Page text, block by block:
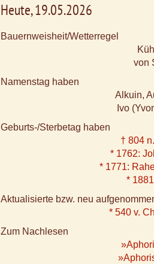
Heute, 19.05.2026
Bauernweisheit/Wetterregel
von
Namenstag haben
Alkuin,
Ivo
Geburts-/Sterbetag haben
† 804
* 1762:
* 1771:
*
Aktualisierte bzw. neu
* 540 v.
Zum Nachlesen